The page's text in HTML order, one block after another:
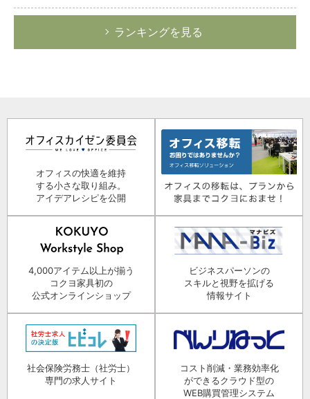
ランキングを見る
オフィスの快適を維持
する小さな取り組み。
アイデアレシピを公開
4,000アイテム以上が揃う
コクヨ家具初の
公式オンラインショップ
ビジネスパーソンの
スキルと視野を拡げる
情報サイト
社会保険労務士（社労士）
専門の求人サイト
コスト削減・業務効率化
ができるクラウド型の
WEB購買管理システム